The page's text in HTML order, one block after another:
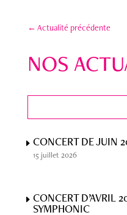
← Actualité précédente
NOS
CONCERT DE JUIN
15 juillet 2026
CONCERT D’AVRIL
SYMPHONIC